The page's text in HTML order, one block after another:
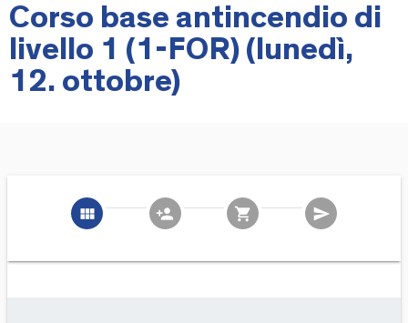
Corso base antincendio di
livello 1 (1-FOR) (lunedì,
12. ottobre)
view_module person_add shopping_cart send